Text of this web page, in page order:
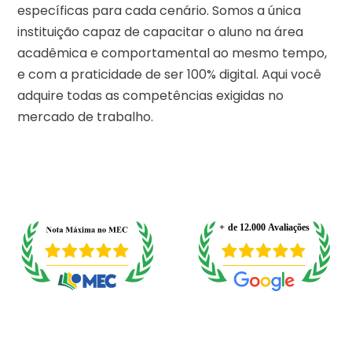
específicas para cada cenário. Somos a única
instituição capaz de capacitar o aluno na área
acadêmica e comportamental ao mesmo tempo,
e com a praticidade de ser 100% digital. Aqui você
adquire todas as competências exigidas no
mercado de trabalho.